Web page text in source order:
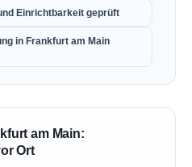
Einrichtbarkeit geprüft
in Frankfurt am Main
am Main:
Ort